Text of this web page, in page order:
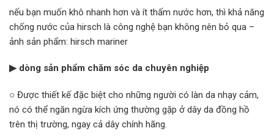
nếu bạn muốn khô nhanh hơn và ít thấm nước hơn, thì khả năng
chống nước của hirsch là công nghệ bạn không nên bỏ qua –
ảnh sản phẩm: hirsch mariner
▶ dòng sản phẩm chăm sóc da chuyên nghiệp
○ Được thiết kế đặc biệt cho những người có làn da nhạy cảm,
nó có thể ngăn ngừa kích ứng thường gặp ở dây da đồng hồ
trên thị trường, ngay cả dây chính hãng.